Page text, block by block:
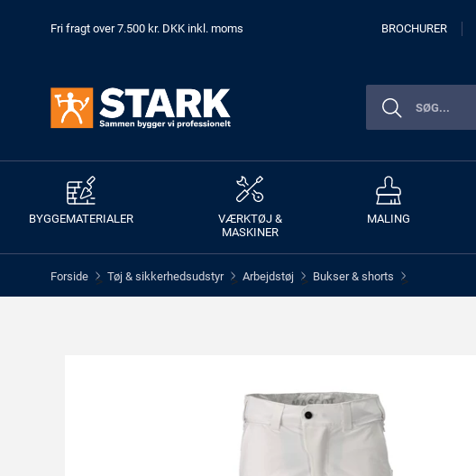
Fri fragt over 7.500 kr. DKK inkl. moms BROCHURER
BYGGEMATERIALER
VÆRKTØJ &
MASKINER
MALING
Forside > Tøj & sikkerhedsudstyr > Arbejdstøj > Bukser & shorts >